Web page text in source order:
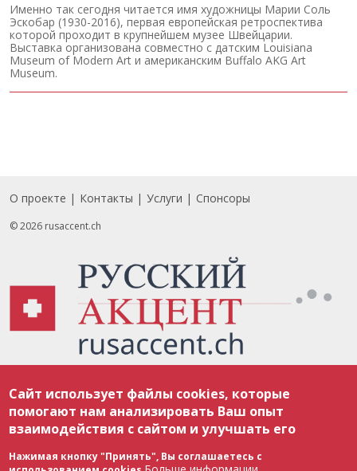
Именно так сегодня читается имя художницы Марии Соль
Эскобар (1930-2016), первая европейская ретроспектива
которой проходит в крупнейшем музее Швейцарии.
Выставка организована совместно с датским Louisiana
Museum of Modern Art и американским Buffalo AKG Art
Museum.
Footer
О проекте Контакты Услуги Спонсоры
© 2026 rusaccent.ch
соответствии с законодательством Швейцарии об авторском праве и
международными соглашениями. Полное или частичное использование
материалов возможно только с разрешения редакции. В случае полного
или частичного воспроизведения материалов сайта rusaccent.ch,
ОБЯЗАТЕЛЬНА АКТИВНАЯ ГИПЕРССЫЛКА на конкретный заимствованный
текст. Фотоизображения, размещенные редакцией rusaccent.ch, являются
ее исключительной собственностью. Полное или частичное
Сайт использует файлы cookies, которые
помогают нам анализировать Ваш опыт
взаимодействия с сайтом и улучшать его
Нажимая кнопку "Принять", Вы соглашаетесь с